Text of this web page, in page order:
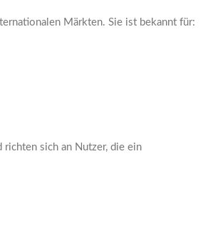
Märkten. Sie ist bekannt für:
richten sich an Nutzer, die ein